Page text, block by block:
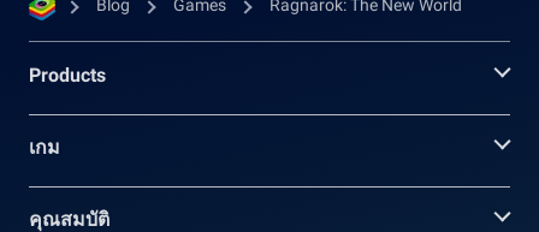
Blog Games Ragnarok: The New World
Products
เกม
คุณสมบัติ